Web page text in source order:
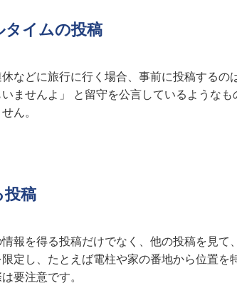
タイムの投稿
などに旅行に行く場合、事前に投稿するの
ませんよ」 と留守を公言しているような
ん。
投稿
報を得る投稿だけでなく、他の投稿を見
定し、たとえば電柱や家の番地から位置
要注意です。